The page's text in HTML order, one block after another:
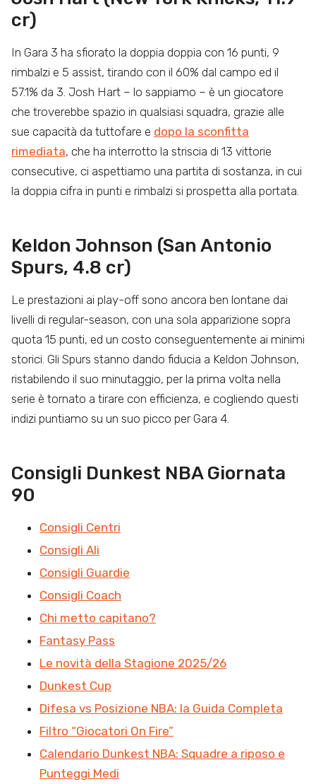
cr)
In Gara 3 ha sfiorato la doppia doppia con 16 punti, 9
rimbalzi e 5 assist, tirando con il 60% dal campo ed il
57.1% da 3. Josh Hart – lo sappiamo – è un giocatore
che troverebbe spazio in qualsiasi squadra, grazie alle
sue capacità da tuttofare e dopo la sconfitta
rimediata, che ha interrotto la striscia di 13 vittorie
consecutive, ci aspettiamo una partita di sostanza, in cui
la doppia cifra in punti e rimbalzi si prospetta alla portata.
Keldon Johnson (San Antonio
Spurs, 4.8 cr)
Le prestazioni ai play-off sono ancora ben lontane dai
livelli di regular-season, con una sola apparizione sopra
quota 15 punti, ed un costo conseguentemente ai minimi
storici. Gli Spurs stanno dando fiducia a Keldon Johnson,
ristabilendo il suo minutaggio, per la prima volta nella
serie è tornato a tirare con efficienza, e cogliendo questi
indizi puntiamo su un suo picco per Gara 4.
Consigli Dunkest NBA Giornata
90
Consigli Centri
Consigli Ali
Consigli Guardie
Consigli Coach
Chi metto capitano?
Fantasy Pass
Le novità della Stagione 2025/26
Dunkest Cup
Difesa vs Posizione NBA: la Guida Completa
Filtro “Giocatori On Fire”
Calendario Dunkest NBA: Squadre a riposo e
Punteggi Medi